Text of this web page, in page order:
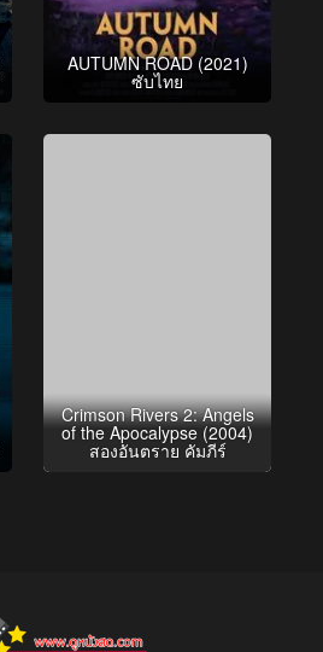
AUTUMN ROAD (2021)
ซับไทย
Crimson Rivers 2: Angels
of the Apocalypse (2004)
สองอันตราย คัมภีร์